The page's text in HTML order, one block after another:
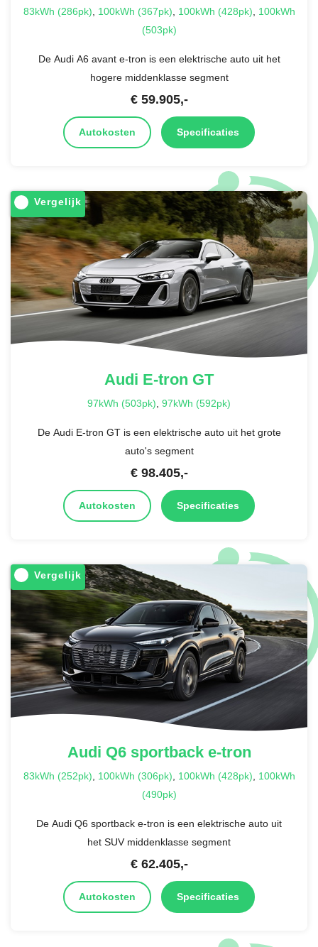
83kWh (286pk), 100kWh (367pk), 100kWh (428pk), 100kWh
(503pk)
De Audi A6 avant e-tron is een elektrische auto uit het
hogere middenklasse segment
€ 59.905,-
Autokosten Specificaties
Vergelijk
Audi E-tron GT
97kWh (503pk), 97kWh (592pk)
De Audi E-tron GT is een elektrische auto uit het grote
auto's segment
€ 98.405,-
Autokosten Specificaties
Vergelijk
Audi Q6 sportback e-tron
83kWh (252pk), 100kWh (306pk), 100kWh (428pk), 100kWh
(490pk)
De Audi Q6 sportback e-tron is een elektrische auto uit
het SUV middenklasse segment
€ 62.405,-
Autokosten Specificaties